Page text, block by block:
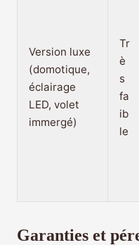
Version luxe
(domotique,
éclairage
LED, volet
immergé)
Tr
è
s
fa
ib
le
Garanties et